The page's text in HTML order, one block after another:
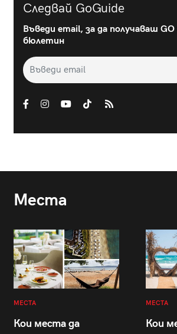
Следвай GoGuide
Въведи email, за да получаваш GO
бюлетин
Места
МЕСТА
Кои места да
МЕСТА
Кои